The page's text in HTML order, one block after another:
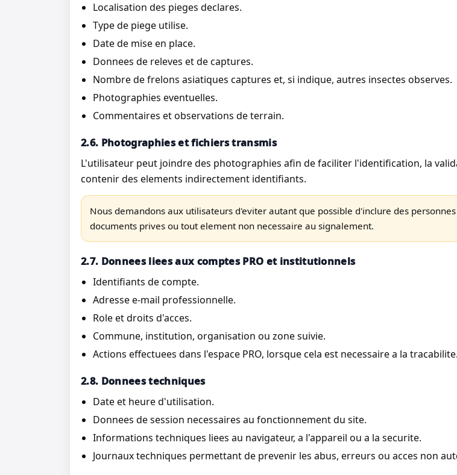
Localisation des pieges declares.
Type de piege utilise.
Date de mise en place.
Donnees de releves et de captures.
Nombre de frelons asiatiques captures et, si indique, autres insectes observes.
Photographies eventuelles.
Commentaires et observations de terrain.
2.6. Photographies et fichiers transmis
L'utilisateur peut joindre des photographies afin de faciliter l'identification, la
contenir des elements indirectement identifiants.
Nous demandons aux utilisateurs d'eviter autant que possible d'inclure des
documents prives ou tout element non necessaire au signalement.
2.7. Donnees liees aux comptes PRO et institutionnels
Identifiants de compte.
Adresse e-mail professionnelle.
Role et droits d'acces.
Commune, institution, organisation ou zone suivie.
Actions effectuees dans l'espace PRO, lorsque cela est necessaire a la tracabilite.
2.8. Donnees techniques
Date et heure d'utilisation.
Donnees de session necessaires au fonctionnement du site.
Informations techniques liees au navigateur, a l'appareil ou a la securite.
Journaux techniques permettant de prevenir les abus, erreurs ou acces non